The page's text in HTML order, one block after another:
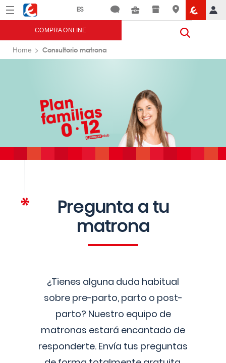
Menú Eroski
COMPRA ONLINE
Home Consultorio matrona
Pregunta a tu
matrona
¿Tienes alguna duda habitual
sobre pre-parto, parto o post-
parto? Nuestro equipo de
matronas estará encantado de
responderte. Envía tus preguntas